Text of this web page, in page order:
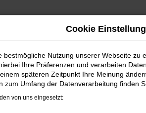
|
MIT DEM VW
hat einen vergleichsweise
Wasser reichen können. Die
Cookie
bestmögliche Nutzung unserer Webseite zu
Ihre Präferenzen und verarbeiten
späteren Zeitpunkt Ihre Meinung
zum Umfang der Datenverarbeitung finden
von uns eingesetzt: